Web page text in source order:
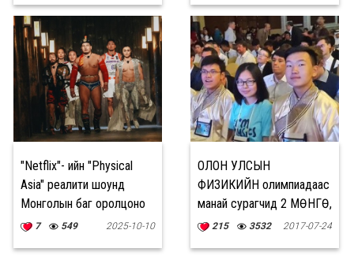
"Netflix"- ийн "Physical
Asia" реалити шоунд
Монголын баг оролцоно
7 549 2025-10-10
ОЛОН УЛСЫН
ФИЗИКИЙН олимпиадаас
манай сурагчид 2 МӨНГӨ,
3 ХҮРЭЛ медаль хүртжээ
215 3532 2017-07-24